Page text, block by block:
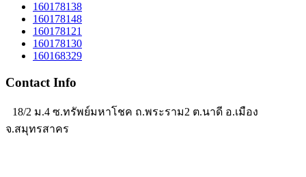
160178138
160178148
160178121
160178130
160168329
Contact Info
18/2 ม.4 ซ.ทรัพย์มหาโชค ถ.พระราม2 ต.นาดี อ.เมือง
จ.สมุทรสาคร